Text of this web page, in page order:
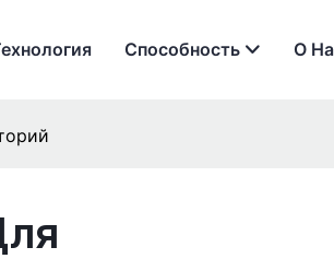
Способность О